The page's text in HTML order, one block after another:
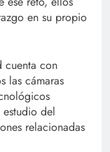
en su propio
cuenta con
las cámaras
del
relacionadas